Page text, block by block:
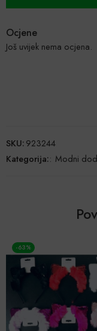
Ocjene
Još uvijek nema ocjena.
SKU:923244
Kategorija:: Modni
-63%